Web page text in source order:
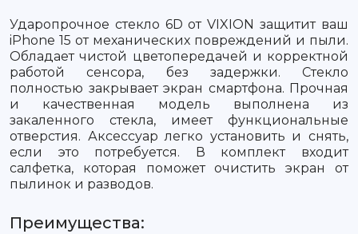
Ударопрочное стекло 6D от VIXION защитит ваш
iPhone 15 от механических повреждений и пыли.
Обладает чистой цветопередачей и корректной
работой сенсора, без задержки. Стекло
полностью закрывает экран смартфона. Прочная
и качественная модель выполнена из
закаленного стекла, имеет функциональные
отверстия. Аксессуар легко установить и снять,
если это потребуется. В комплект входит
салфетка, которая поможет очистить экран от
пылинок и разводов.
Преимущества: